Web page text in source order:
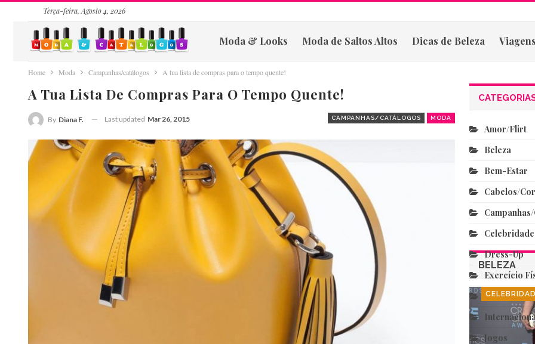
Terça-feira, Agosto 4, 2026
Moda & Looks Moda de Saltos Altos Dicas de Beleza
Home Moda Campanhas/catálogos A tua lista de compras para o tempo quente!
A Tua Lista De Compras Para O Tempo Quente!
CAMPANHAS/CATÁLOGOS MODA
By Diana F. Last updated Mar 26, 2015
BELEZA
Amor/flirt
Beleza
Bem-Estar
Cabelos/
Dress-Up
Exercício
Fim
Jogos